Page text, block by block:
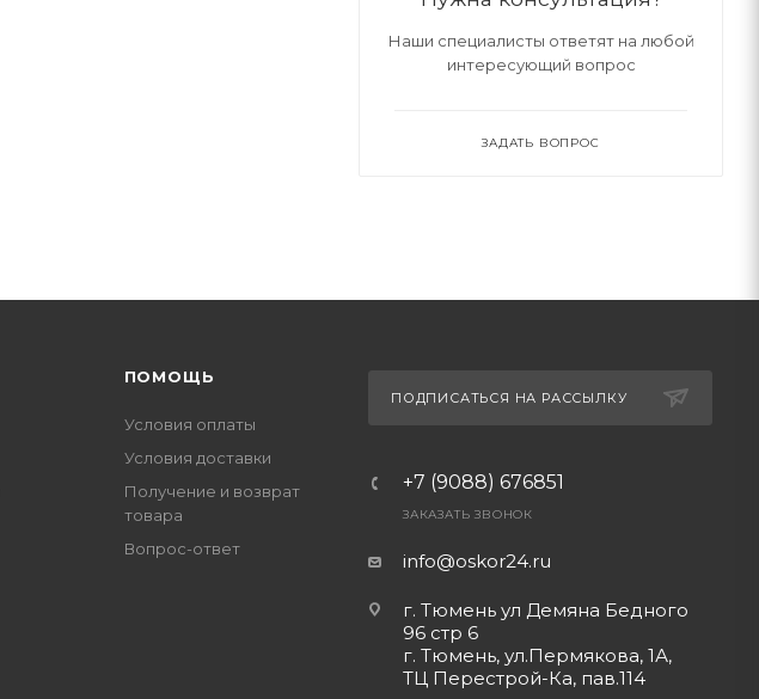
Наши специалисты ответят на любой
интересующий вопрос
ЗАДАТЬ ВОПРОС
ПОМОЩЬ
Условия оплаты
Условия доставки
Получение и возврат
товара
Вопрос-ответ
ПОДПИСАТЬСЯ НА РАССЫЛКУ
+7 (9088) 676851
ЗАКАЗАТЬ ЗВОНОК
info@oskor24.ru
г. Тюмень ул Демяна Бедного
96 стр 6
г. Тюмень, ул.Пермякова, 1А,
ТЦ Перестрой-Ка, пав.114